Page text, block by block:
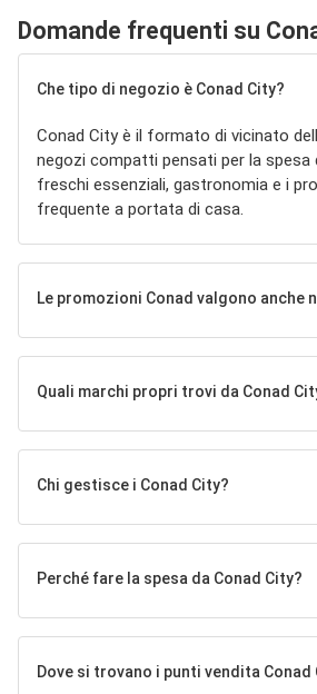
Domande frequenti su
Che tipo di negozio è Conad City?
Conad City è il formato di vicinato
negozi compatti pensati per la spesa
freschi essenziali, gastronomia e i
frequente a portata di casa.
Le promozioni Conad valgono anche
Quali marchi propri trovi da Conad
Chi gestisce i Conad City?
Perché fare la spesa da Conad City?
Dove si trovano i punti vendita Conad